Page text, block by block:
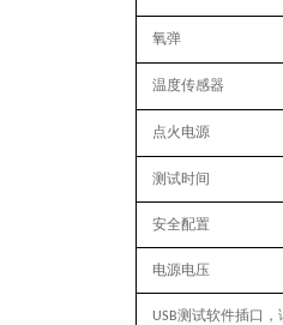
氧弹
温度传感器
点火电源
测试时间
安全配置
电源电压
USB测试软件插口，